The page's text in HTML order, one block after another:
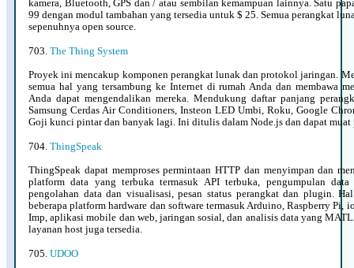
kamera, Bluetooth, GPS dan / atau sembilan kemampuan lainnya. Satu
99 dengan modul tambahan yang tersedia untuk $ 25. Semua perangkat
sepenuhnya open source.
703. The Thing System
Proyek ini mencakup komponen perangkat lunak dan protokol jaringan.
semua hal yang tersambung ke Internet di rumah Anda dan membawa
Anda dapat mengendalikan mereka. Mendukung daftar panjang
Samsung Cerdas Air Conditioners, Insteon LED Umbi, Roku, Google
Goji kunci pintar dan banyak lagi. Ini ditulis dalam Node.js dan dapat muat
704. ThingSpeak
ThingSpeak dapat memproses permintaan HTTP dan menyimpan dan
platform data yang terbuka termasuk API terbuka, pengumpulan
pengolahan data dan visualisasi, pesan status perangkat dan plugin.
beberapa platform hardware dan software termasuk Arduino, Raspberry
Imp, aplikasi mobile dan web, jaringan sosial, dan analisis data yang
layanan host juga tersedia.
705. UDOO